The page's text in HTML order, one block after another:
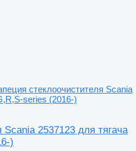
стеклоочистителя Scania
series (2016-)
Scania 2537123 для тягача
)